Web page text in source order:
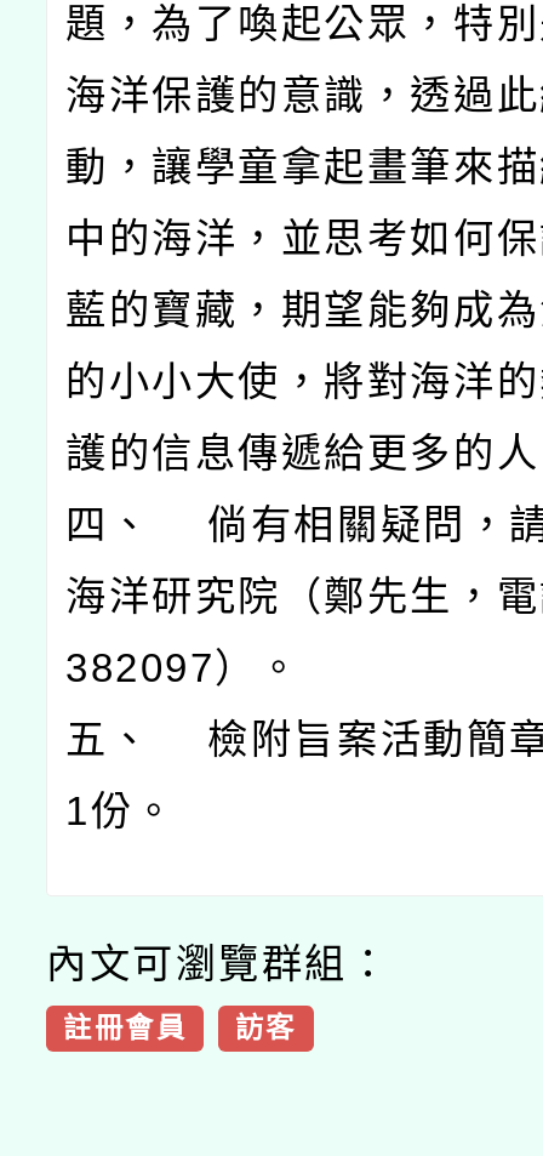
題，為了喚起公眾，特
海洋保護的意識，透過
動，讓學童拿起畫筆來
中的海洋，並思考如何
藍的寶藏，期望能夠成
的小小大使，將對海洋
護的信息傳遞給更多的
四、 倘有相關疑問，
海洋研究院（鄭先生，
382097）。
五、 檢附旨案活動簡
1份。
內文可瀏覽群組：
註冊會員 訪客